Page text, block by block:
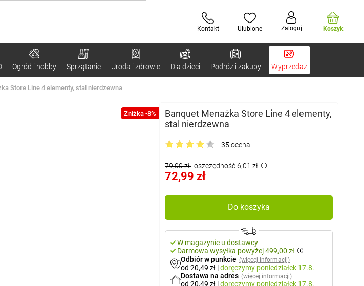
Kontakt Ulubione Zaloguj Koszyk
Ogród i hobby Sprzątanie Uroda i zdrowie Dla dzieci Podróż i zakupy Wyprzedaż
Store Line 4 elementy, stal nierdzewna
Zniżka -8%
Banquet Menażka Store Line 4 elementy,
stal nierdzewna
35 ocena
79,00 zł oszczędność 6,01 zł
72,99 zł
Do koszyka
W magazynie u dostawcy
Darmowa wysyłka powyżej 499,00 zł
Odbiór w punkcie (więcej informacji)
od 20,49 zł |doręczymy poniedziałek 17.8.
Dostawa na adres (więcej informacji)
od 20,49 zł |doręczymy poniedziałek 17.8.